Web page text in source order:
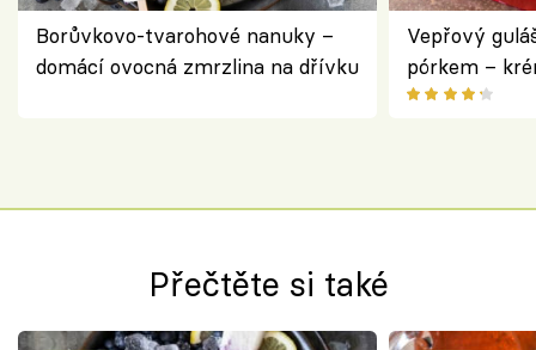
Borůvkovo-tvarohové nanuky –
domácí ovocná zmrzlina na dřívku
Vepřový
pórkem –
pokrm z
Přečtěte si také